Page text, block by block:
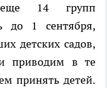
еще 14 групп
до 1 сентября,
детских садов,
приводим в те
принять детей.